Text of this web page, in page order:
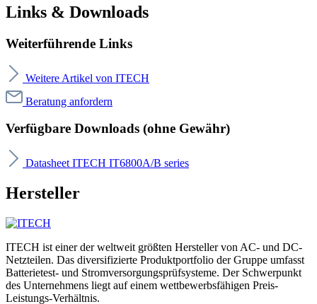
Links & Downloads
Weiterführende Links
Weitere Artikel von ITECH
Beratung anfordern
Verfügbare Downloads (ohne Gewähr)
Datasheet ITECH IT6800A/B series
Hersteller
ITECH ist einer der weltweit größten Hersteller von AC- und DC-
Netzteilen. Das diversifizierte Produktportfolio der Gruppe umfasst
Batterietest- und Stromversorgungsprüfsysteme. Der Schwerpunkt
des Unternehmens liegt auf einem wettbewerbsfähigen Preis-
Leistungs-Verhältnis.